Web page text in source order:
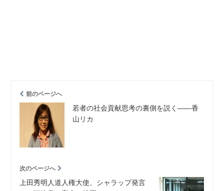
前のページへ
若者の社会貢献思考の裏側を説く――香
山リカ
次のページへ
上田秀明人道人権大使、シャラップ発言